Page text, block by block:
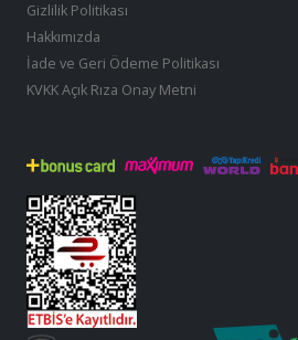
Gizlilik Politikası
Hakkımızda
İade ve Geri Ödeme Politikası
KVKK Açık Rıza Onay Metni